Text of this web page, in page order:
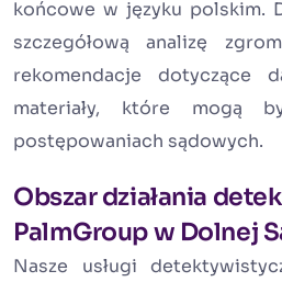
końcowe w języku polskim.
szczegółową analizę
rekomendacje dotyczące
materiały, które mogą
postępowaniach sądowych.
Obszar działania
PalmGroup w Dolnej
Nasze usługi